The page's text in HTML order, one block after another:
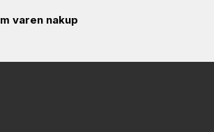
varen nakup